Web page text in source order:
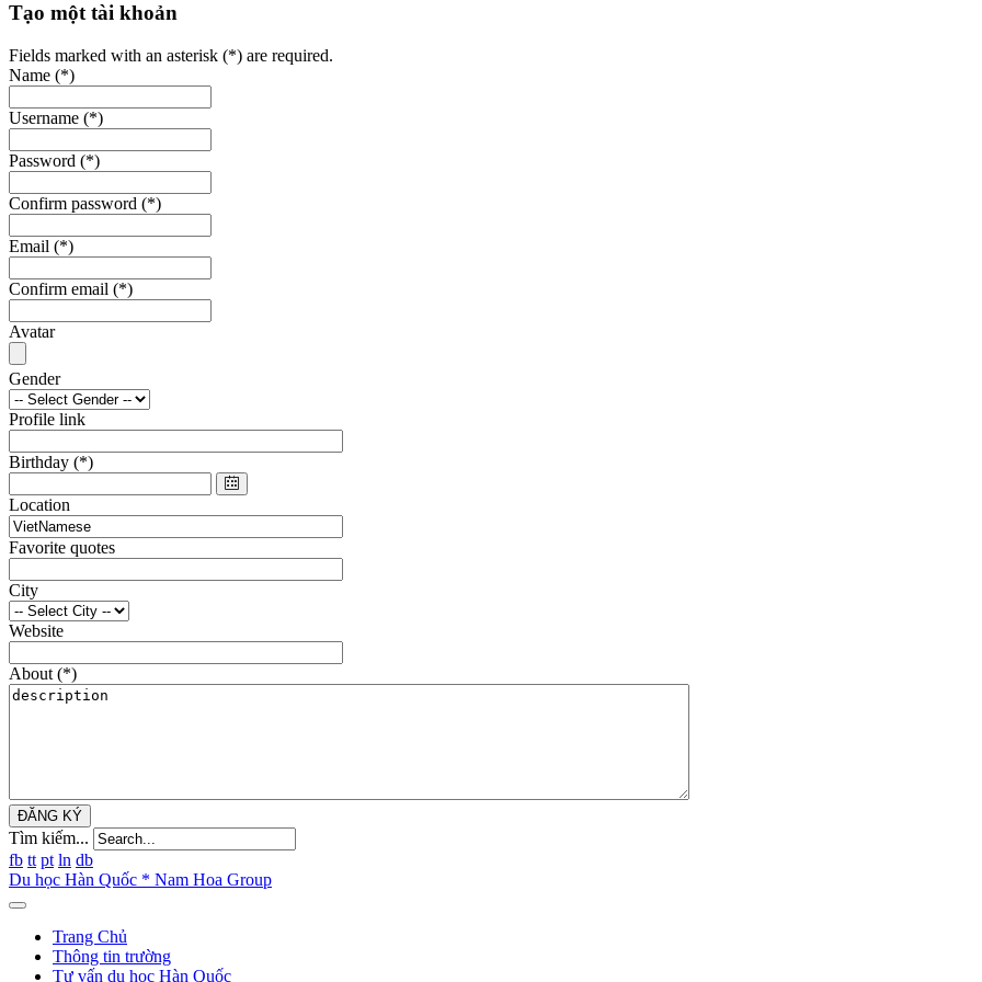
Tạo một tài khoản
Fields marked with an asterisk (*) are required.
Name (*)
Username (*)
Password (*)
Confirm password (*)
Email (*)
Confirm email (*)
Avatar
Gender
Profile link
Birthday (*)
Location
Favorite quotes
City
Website
About (*)
ĐĂNG KÝ
Tìm kiếm...
fb tt pt ln db
Du học Hàn Quốc * Nam Hoa Group
Trang Chủ
Thông tin trường
Tư vấn du học Hàn Quốc